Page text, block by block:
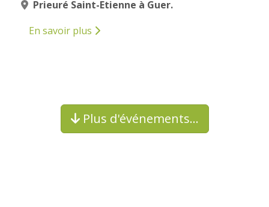
Prieuré Saint-Etienne à Guer.
En savoir plus
Plus d'événements…